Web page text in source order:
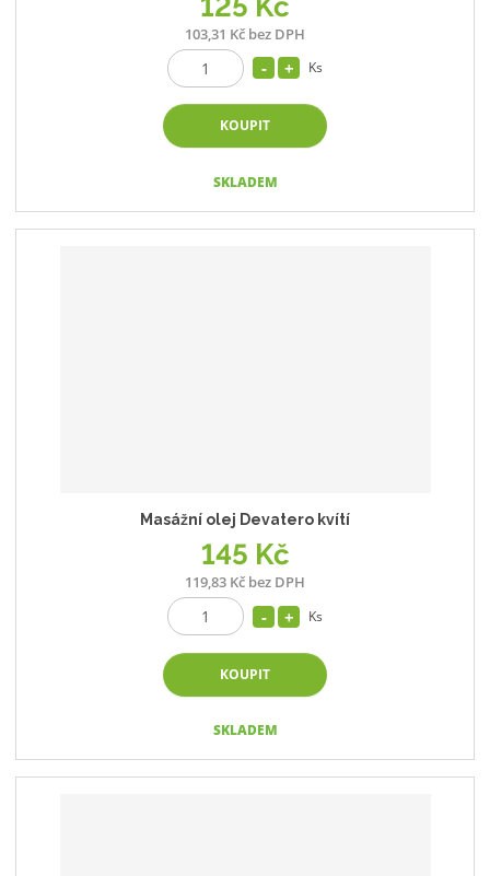
103,31 Kč bez DPH
Ks
KOUPIT
SKLADEM
Masážní olej Devatero kvítí
145 Kč
119,83 Kč bez DPH
Ks
KOUPIT
SKLADEM